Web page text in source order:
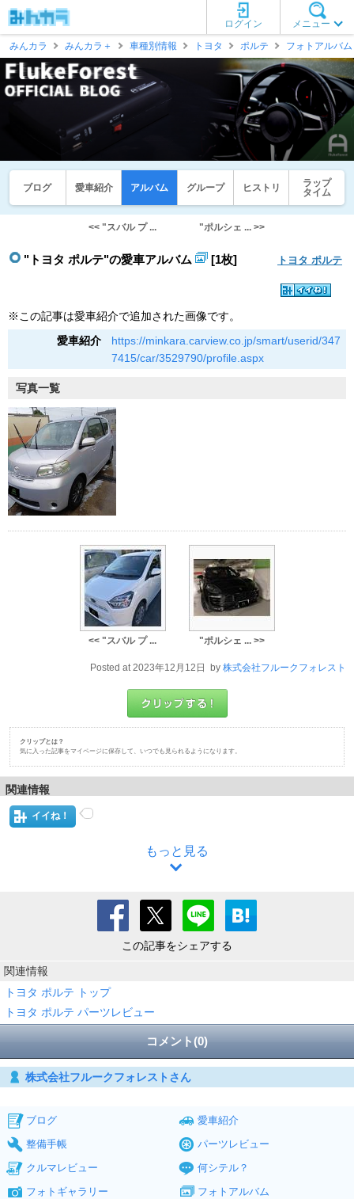
メニュー
ログイン
みんカラ
みんカラ＋ 車種別情報 トヨタ ポルテ フォトアルバム
ブログ 愛車紹介 アルバム グループ ヒストリ
ラップ
タイム
<< "スバル プ ... "ポルシェ ... >>
"トヨタ ポルテ"の愛車アルバム [1枚] トヨタ ポルテ
※この記事は愛車紹介で追加された画像です。
愛車紹介
https://minkara.carview.co.jp/smart/userid/347
7415/car/3529790/profile.aspx
写真一覧
<< "スバル プ ... "ポルシェ ... >>
Posted at 2023年12月12日 by 株式会社フルークフォレスト
クリップとは？
気に入った記事をマイページに保存して、いつでも見られるようになります。
関連情報
イイね！
もっと見る
この記事をシェアする
関連情報
トヨタ ポルテ トップ
トヨタ ポルテ パーツレビュー
コメント(0)
株式会社フルークフォレストさん
ブログ
愛車紹介
整備手帳
パーツレビュー
クルマレビュー
何シテル？
フォトギャラリー
フォトアルバム